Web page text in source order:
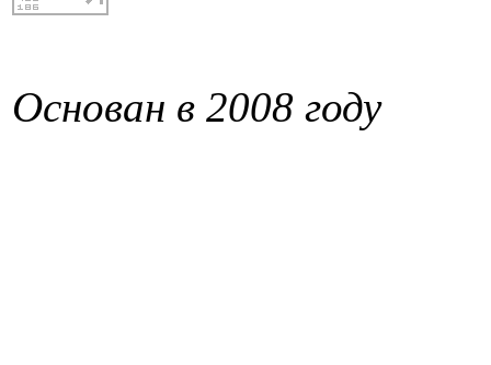
Основан в 2008 году